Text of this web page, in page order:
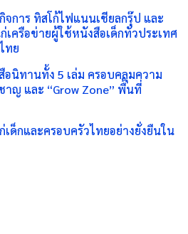
การ ทิสโก้ไฟแนนเชียลกรุ๊ป และ
ครือข่ายผู้ใช้หนังสือเด็กทั่วประเทศ
ทย
นิทานทั้ง 5 เล่ม ครอบคลุมความ
าญ และ “Grow Zone” พื้นที่
ด็กและครอบครัวไทยอย่างยั่งยืนใน